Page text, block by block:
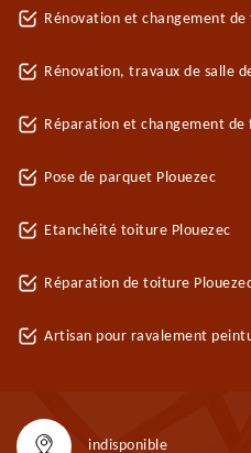
Rénovation et changement
Rénovation, travaux de salle
Réparation et changement
Pose de parquet Plouezec
Etanchéité toiture Plouezec
Réparation de toiture
Artisan pour ravalement
indisponible